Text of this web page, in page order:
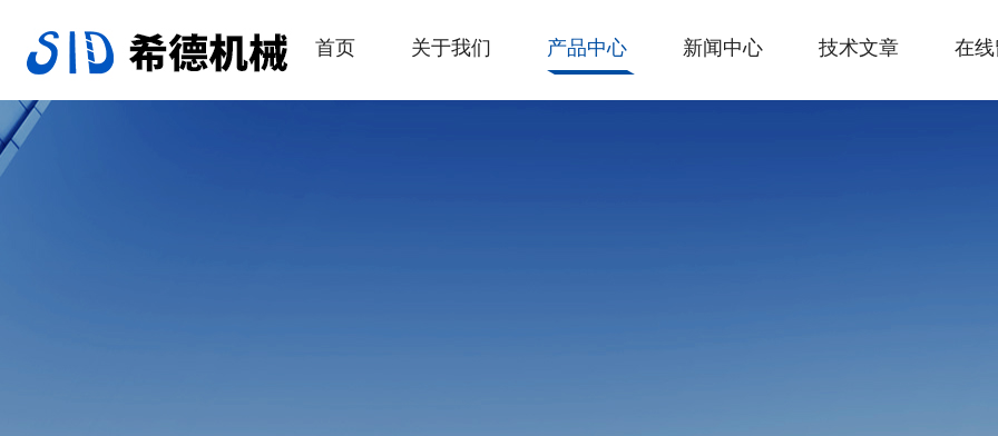
首页 关于我们 产品中心 新闻中心 技术文章 在